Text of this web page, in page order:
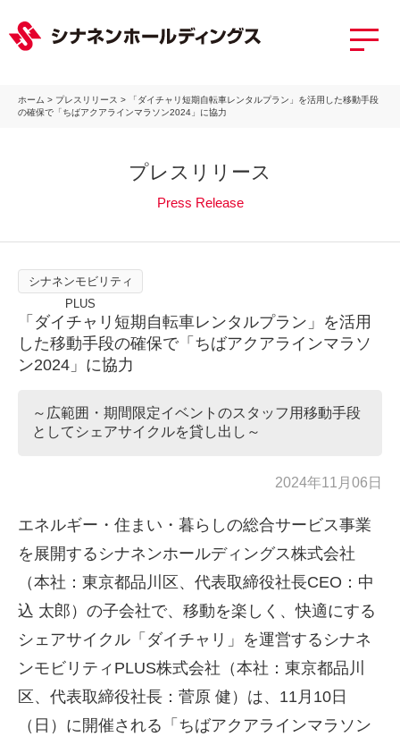
ホーム > プレスリリース >
「ダイチャリ短期自転車レンタルプラン」を活用した移動手段
の確保で「ちばアクアラインマラソン2024」に協力
プレスリリース
Press Release
シナネンモビリティ
PLUS
「ダイチャリ短期自転車レンタルプラン」を活用
した移動手段の確保で「ちばアクアラインマラソ
ン2024」に協力
～広範囲・期間限定イベントのスタッフ用移動手段
としてシェアサイクルを貸し出し～
2024年11月06日
エネルギー・住まい・暮らしの総合サービス事業
を展開するシナネンホールディングス株式会社
（本社：東京都品川区、代表取締役社長CEO：中
込 太郎）の子会社で、移動を楽しく、快適にする
シェアサイクル「ダイチャリ」を運営するシナネ
ンモビリティPLUS株式会社（本社：東京都品川
区、代表取締役社長：菅原 健）は、11月10日
（日）に開催される「ちばアクアラインマラソン